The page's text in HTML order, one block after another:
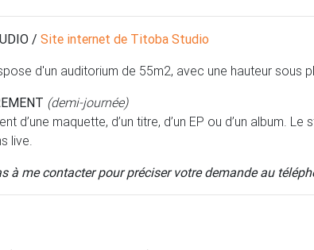
/ Site internet de Titoba Studio
d'un auditorium de 55m2, avec une hauteur sous
(demi-journée)
d’une maquette, d’un titre, d’un EP ou d’un album.
live.
à me contacter pour préciser votre demande au